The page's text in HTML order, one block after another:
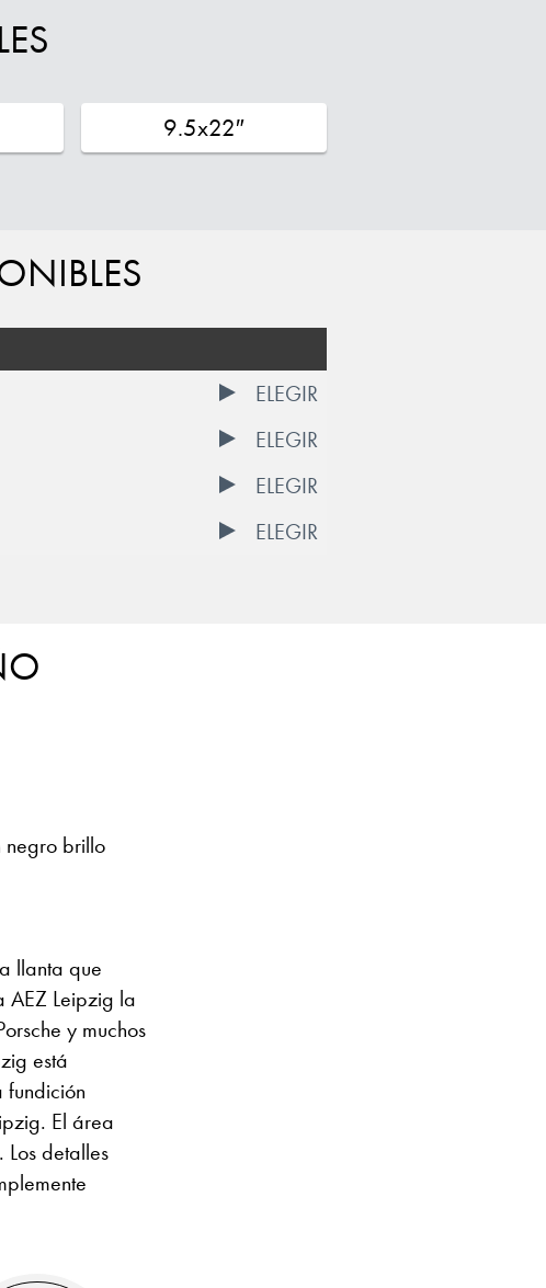
9.5x22″
ELEGIR
ELEGIR
ELEGIR
ELEGIR
brillo
llanta que
Leipzig la
y muchos
está
El área
detalles